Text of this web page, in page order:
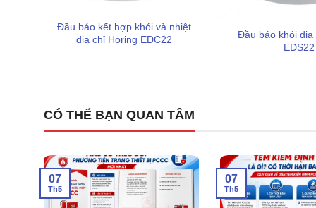
so với kiểu siết ốc truyền thống.
nguồn điện dự phòng ngay trên mặt điều khiển.
hoạt để phù hợp với nhiều kiểu báo hoặc phân khu
Lời khuyên khi lắp đặt và vận
Đầu báo kết hợp khói và nhiệt
địa chỉ Horing EDC22
Đầu báo khói địa
EDS22
CÓ THỂ BẠN QUAN TÂM
07
Th5
07
Th5